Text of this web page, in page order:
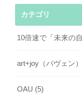
カテゴリ
10倍速で「未来の
art+joy（バヴェン）
OAU (5)